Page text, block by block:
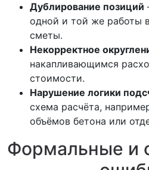
Дублирование позиций
одной и той же работы
сметы.
Некорректное
накапливающимся
стоимости.
Нарушение логики
схема расчёта,
объёмов бетона или
Формальные и